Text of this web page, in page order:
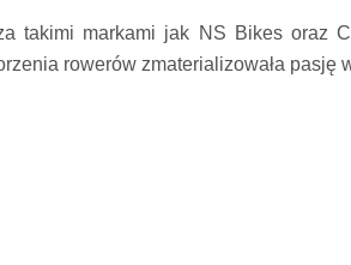
takimi markami jak NS Bikes oraz
rowerów zmaterializowała pasję